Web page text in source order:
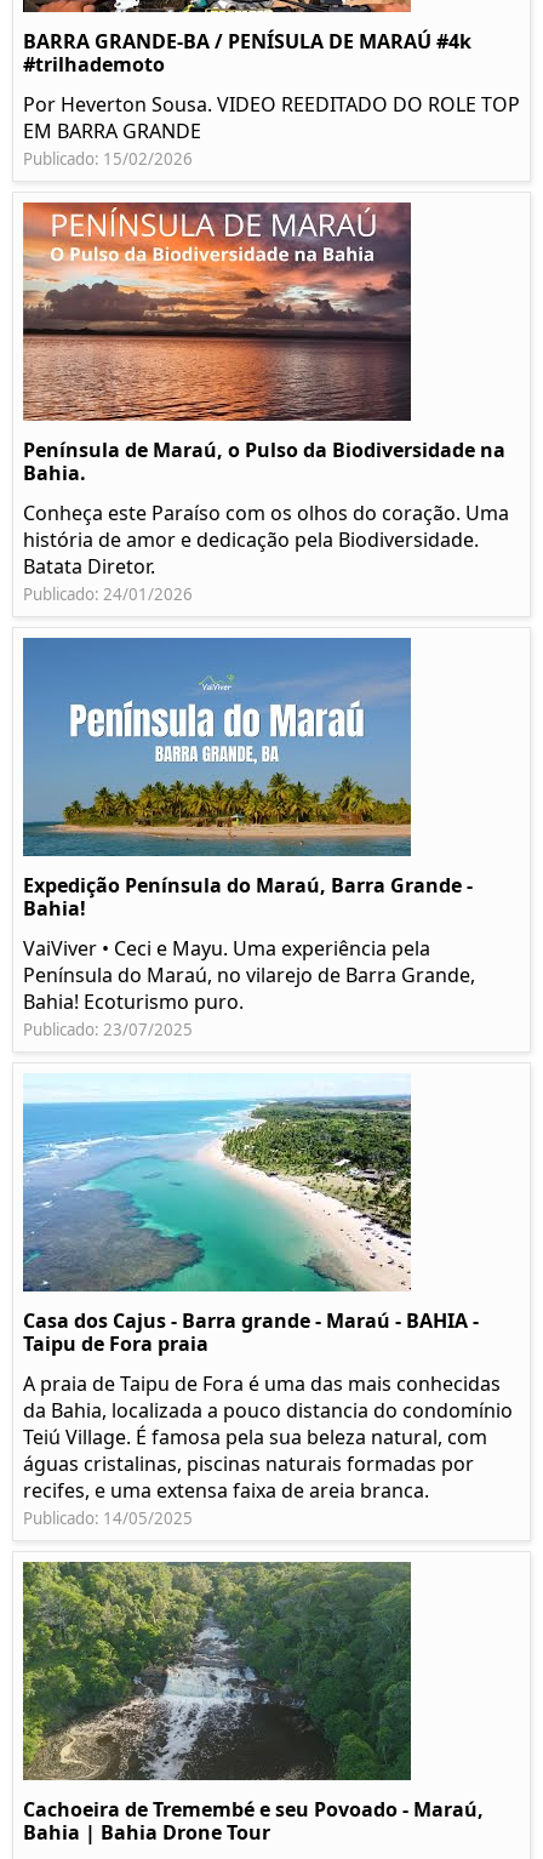
BARRA GRANDE-BA / PENÍSULA DE MARAÚ #4k
#trilhademoto
Por Heverton Sousa. VIDEO REEDITADO DO ROLE TOP
EM BARRA GRANDE
Publicado: 15/02/2026
Península de Maraú, o Pulso da Biodiversidade na
Bahia.
Conheça este Paraíso com os olhos do coração. Uma
história de amor e dedicação pela Biodiversidade.
Batata Diretor.
Publicado: 24/01/2026
Expedição Península do Maraú, Barra Grande -
Bahia!
VaiViver • Ceci e Mayu. Uma experiência pela
Península do Maraú, no vilarejo de Barra Grande,
Bahia! Ecoturismo puro.
Publicado: 23/07/2025
Casa dos Cajus - Barra grande - Maraú - BAHIA -
Taipu de Fora praia
A praia de Taipu de Fora é uma das mais conhecidas
da Bahia, localizada a pouco distancia do condomínio
Teiú Village. É famosa pela sua beleza natural, com
águas cristalinas, piscinas naturais formadas por
recifes, e uma extensa faixa de areia branca.
Publicado: 14/05/2025
Cachoeira de Tremembé e seu Povoado - Maraú,
Bahia | Bahia Drone Tour